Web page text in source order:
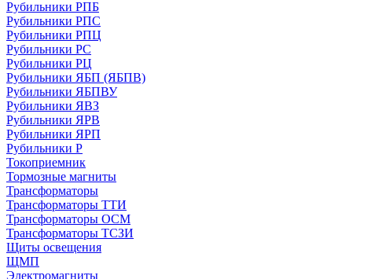
Рубильники РПБ
Рубильники РПС
Рубильники РПЦ
Рубильники РС
Рубильники РЦ
Рубильники ЯБП (ЯБПВ)
Рубильники ЯБПВУ
Рубильники ЯВЗ
Рубильники ЯРВ
Рубильники ЯРП
Рубильники Р
Токоприемник
Тормозные магниты
Трансформаторы
Трансформаторы ТТИ
Трансформаторы ОСМ
Трансформаторы ТСЗИ
Щиты освещения
ЩМП
Электромагниты